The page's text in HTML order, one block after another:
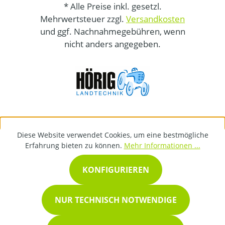
* Alle Preise inkl. gesetzl.
Mehrwertsteuer zzgl. Versandkosten
und ggf. Nachnahmegebühren, wenn
nicht anders angegeben.
Diese Website verwendet Cookies, um eine bestmögliche
Erfahrung bieten zu können. Mehr Informationen ...
NUR TECHNISCH NOTWENDIGE
KONFIGURIEREN